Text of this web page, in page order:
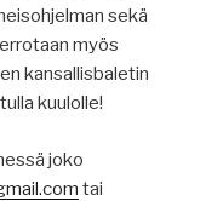
sekä
myös
kansallisbaletin
kuulolle!
joko
tai